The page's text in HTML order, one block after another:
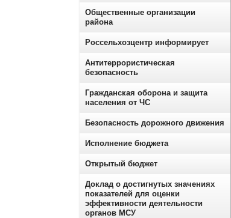
Общественные организации
района
Россельхозцентр информирует
Антитеррористическая
безопасность
Гражданская оборона и защита
населения от ЧС
Безопасность дорожного движения
Исполнение бюджета
Открытый бюджет
Доклад о достигнутых значениях
показателей для оценки
эффективности деятельности
органов МСУ